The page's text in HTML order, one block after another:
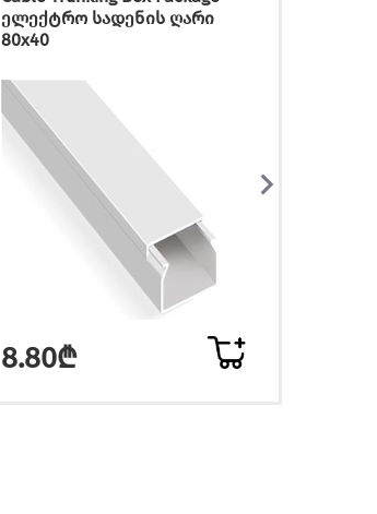
ელექტრო სადენის ღარი
80x40
8.80₾